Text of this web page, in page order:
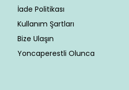
İade Politikası
Kullanım Şartları
Bize Ulaşın
Yoncaperestli Olunca